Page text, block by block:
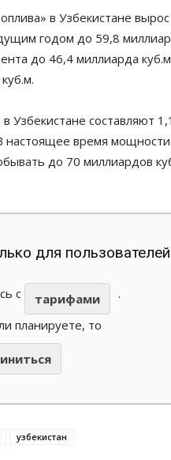
в Узбекистане
годом до 59,8
до 46,4 миллиарда
Узбекистане составляют
время мощности
до 70 миллиардов
для пользователей
с тарифами
.
планируете, то
узбекистан